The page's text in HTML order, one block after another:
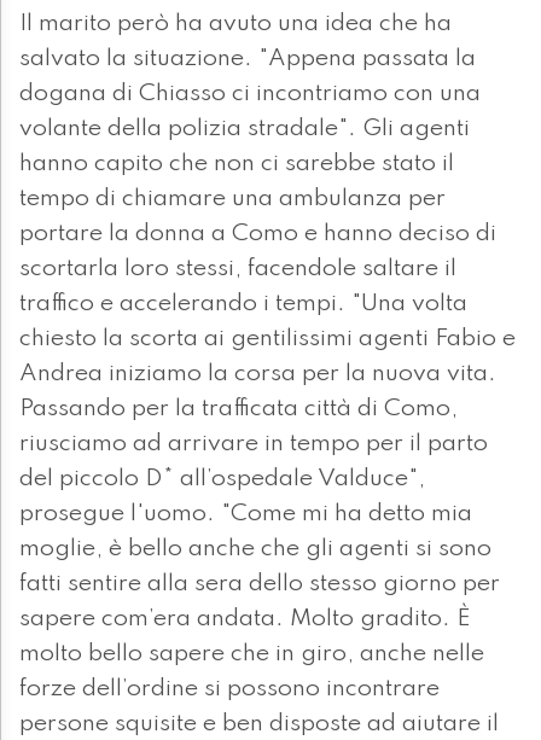
Il marito però ha avuto una idea che ha
salvato la situazione. "Appena passata la
dogana di Chiasso ci incontriamo con una
volante della polizia stradale". Gli agenti
hanno capito che non ci sarebbe stato il
tempo di chiamare una ambulanza per
portare la donna a Como e hanno deciso di
scortarla loro stessi, facendole saltare il
traffico e accelerando i tempi. "Una volta
chiesto la scorta ai gentilissimi agenti Fabio e
Andrea iniziamo la corsa per la nuova vita.
Passando per la trafficata città di Como,
riusciamo ad arrivare in tempo per il parto
del piccolo D* all’ospedale Valduce",
prosegue l'uomo. "Come mi ha detto mia
moglie, è bello anche che gli agenti si sono
fatti sentire alla sera dello stesso giorno per
sapere com’era andata. Molto gradito. È
molto bello sapere che in giro, anche nelle
forze dell’ordine si possono incontrare
persone squisite e ben disposte ad aiutare il